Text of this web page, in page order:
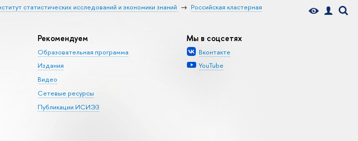
статистических исследований и экономики знаний
Российская кластерная
Рекомендуем
Образовательная программа
Издания
Видео
Сетевые ресурсы
Публикации ИСИЭЗ
Мы в соцсетях
Вконтакте
YouTube